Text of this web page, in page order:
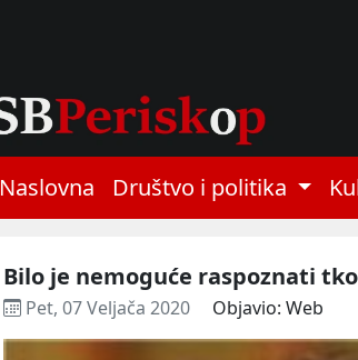
Naslovna Društvo i politika
Bilo je nemoguće raspoznati
Pet, 07 Veljača 2020 Objavio: Web